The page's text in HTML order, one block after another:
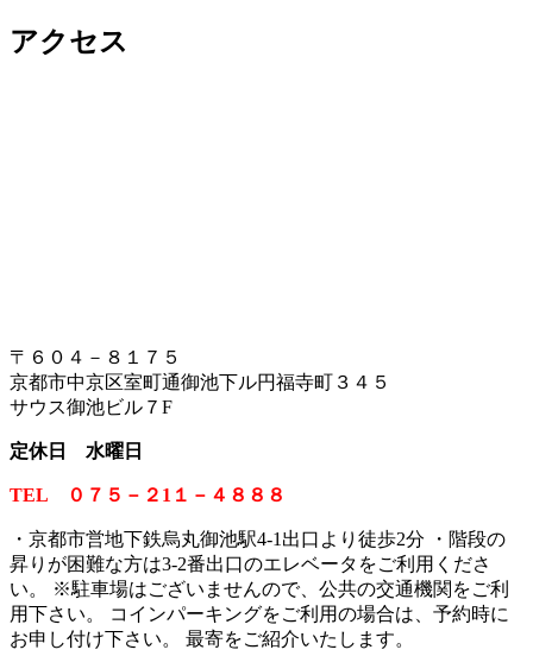
アクセス
〒６０４－８１７５
京都市中京区室町通御池下ル円福寺町３４５
サウス御池ビル７F
定休日 水曜日
TEL ０７５－２1１－４８８８
・京都市営地下鉄烏丸御池駅4-1出口より徒歩2分 ・階段の
昇りが困難な方は3-2番出口のエレベータをご利用くださ
い。
※駐車場はございませんので、公共の交通機関をご利
用下さい。 コインパーキングをご利用の場合は、予約時に
お申し付け下さい。 最寄をご紹介いたします。